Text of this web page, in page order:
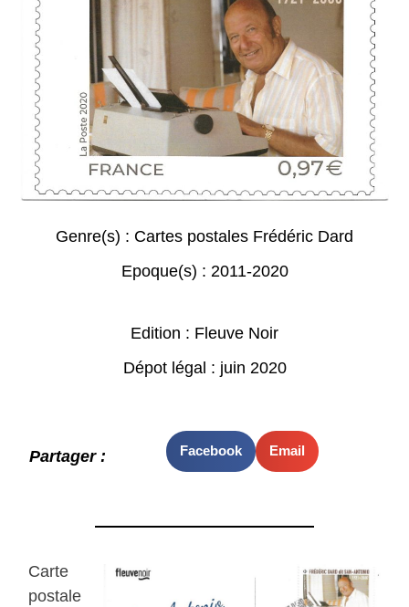
Genre(s) : Cartes postales Frédéric Dard
Epoque(s) : 2011-2020
Edition : Fleuve Noir
Dépot légal : juin 2020
Partager : Facebook Email
Carte
postale